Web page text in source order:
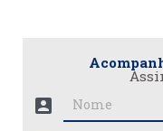
account_box